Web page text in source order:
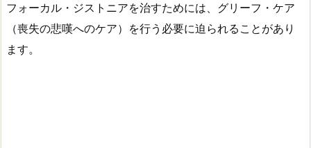
フォーカル・ジストニアを治すためには、グリーフ・ケア
（喪失の悲嘆へのケア）を行う必要に迫られることがあり
ます。